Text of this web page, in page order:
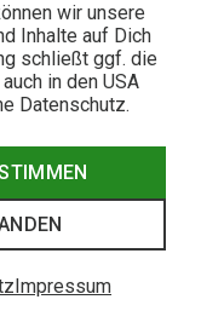
wir unsere
Inhalte auf Dich
schließt ggf. die
in den USA
Datenschutz.
Impressum
Tour bietet
der Südseite des
auch als Kurzvariante